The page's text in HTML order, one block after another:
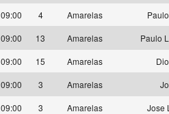
09:00
4 Amarelas
09:00
13 Amarelas
Paulo
09:00
15 Amarelas
09:00
3 Amarelas
09:00
3 Amarelas
Jose